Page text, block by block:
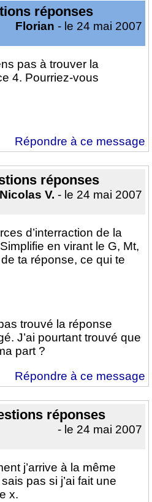
réponses
Florian - le 24 mai 2007
pas à trouver la
4. Pourriez-vous
Répondre à ce message
réponses
Nicolas V. - le 24 mai 2007
d’interraction de la
en virant le G, Mt,
ta réponse, ce qui te
trouvé la réponse
J’ai pourtant trouvé que
part ?
Répondre à ce message
réponses
- le 24 mai 2007
j’arrive à la même
pas si j’ai fait une
x.